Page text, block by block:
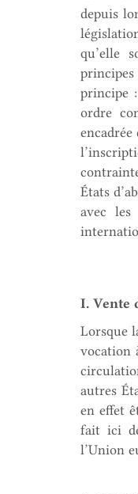
depuis
qu’elle
principe
ordre
États
avec
I. Vente
Lorsque
vocation
autres
en effet
fait ici
l’Union